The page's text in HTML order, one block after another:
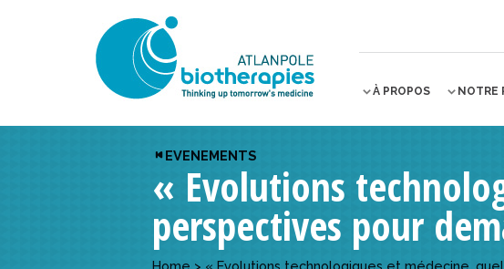
À PROPOS NOTRE
EVENEMENTS
« Evolutions
perspectives pour
Home > « Evolutions technologiques et médecine,